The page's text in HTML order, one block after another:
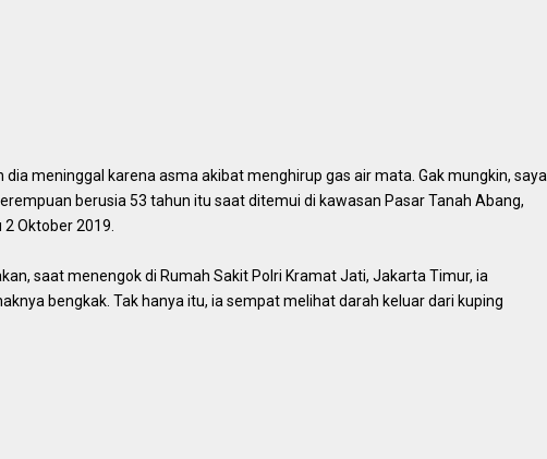
dia meninggal karena asma akibat menghirup gas air mata. Gak mungkin, saya
berusia 53 tahun itu saat ditemui di kawasan Pasar Tanah Abang,
Oktober 2019.
saat menengok di Rumah Sakit Polri Kramat Jati, Jakarta Timur, ia
bengkak. Tak hanya itu, ia sempat melihat darah keluar dari kuping